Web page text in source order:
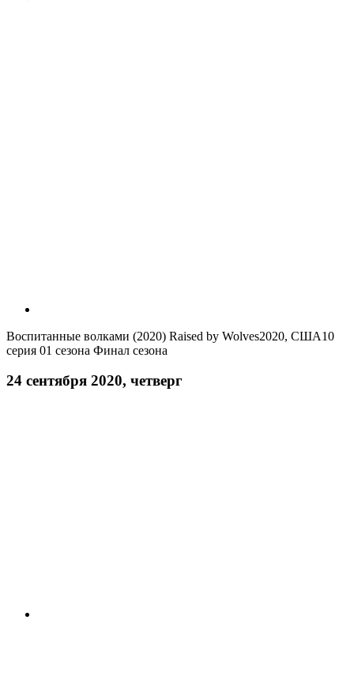
Воспитанные волками (2020) Raised by Wolves2020, США10
серия 01 сезона Финал сезона
24 сентября 2020, четверг